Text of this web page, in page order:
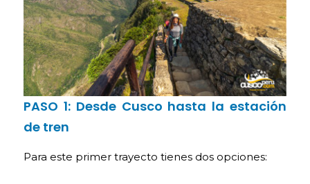
PASO 1: Desde Cusco hasta la estación
de tren
Para este primer trayecto tienes dos opciones: